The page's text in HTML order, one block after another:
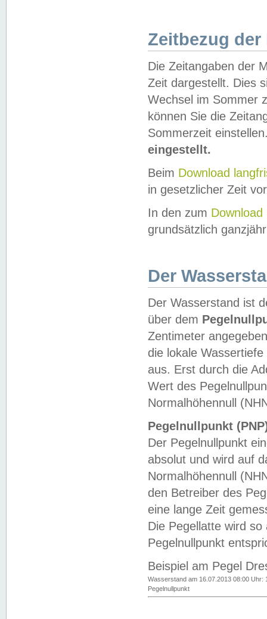
Zeitbezug der
Die Zeitangaben der
Zeit dargestellt. Dies
Wechsel im Sommer
können Sie die
Sommerzeit
eingestellt.
Beim Download
in gesetzlicher Zeit
In den zum Download
grundsätzlich
Der
Der Wasserstand ist
über dem
Zentimeter
die lokale
aus. Erst durch die
Wert des
Normalhöhennull
Pegelnullpunkt
Der Pegelnullpunkt
absolut und wird auf
Normalhöhennull
den Betreiber des
eine lange Zeit
Die Pegellatte wird
Pegelnullpunkt
Beispiel am Pegel
Wasserstand am 16.07.2013 08:00 Uhr:
Pegelnullpunkt